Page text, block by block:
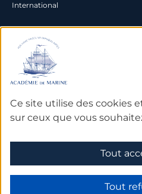
Ce site utilise des cookies
sur ceux que vous
Tout
Tout
International
Documentation
Archives
données